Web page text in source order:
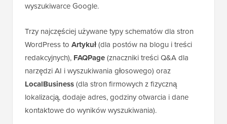
wyszukiwarce Google.
Trzy najczęściej używane typy schematów dla stron
WordPress to Artykuł(dla postów na blogu i treści
redakcyjnych), FAQPage(znaczniki treści Q&A dla
narzędzi AI i wyszukiwania głosowego) oraz
LocalBusiness(dla stron firmowych z fizyczną
lokalizacją, dodaje adres, godziny otwarcia i dane
kontaktowe do wyników wyszukiwania).